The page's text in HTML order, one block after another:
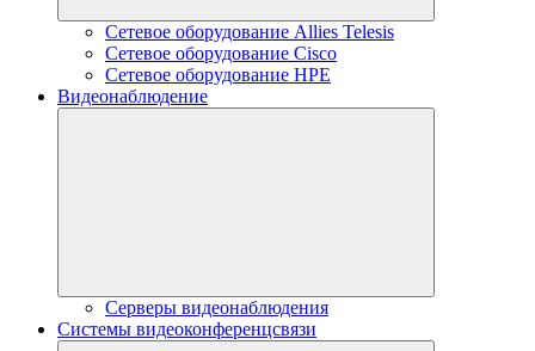
Сетевое оборудование Allies Telesis
Сетевое оборудование Cisco
Сетевое оборудование HPE
Видеонаблюдение
Серверы видеонаблюдения
Системы видеоконференцсвязи